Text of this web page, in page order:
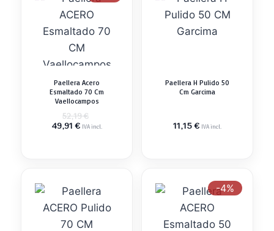
Paellera Acero
Esmaltado 70 Cm
Vaellocampos
52,19€
precio
49,91€ElIVA incl.
Paellera H Pulido 50
Cm Garcima
11,15€ IVA incl.
-4%